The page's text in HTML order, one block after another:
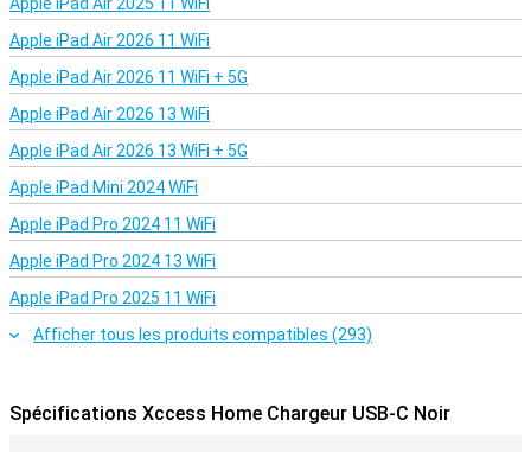
Apple iPad Air 2026 11 WiFi
Apple iPad Air 2026 11 WiFi + 5G
Apple iPad Air 2026 13 WiFi
Apple iPad Air 2026 13 WiFi + 5G
Apple iPad Mini 2024 WiFi
Apple iPad Pro 2024 11 WiFi
Apple iPad Pro 2024 13 WiFi
Apple iPad Pro 2025 11 WiFi
Afficher tous les produits compatibles (293)
Spécifications Xccess Home Chargeur USB-C Noir